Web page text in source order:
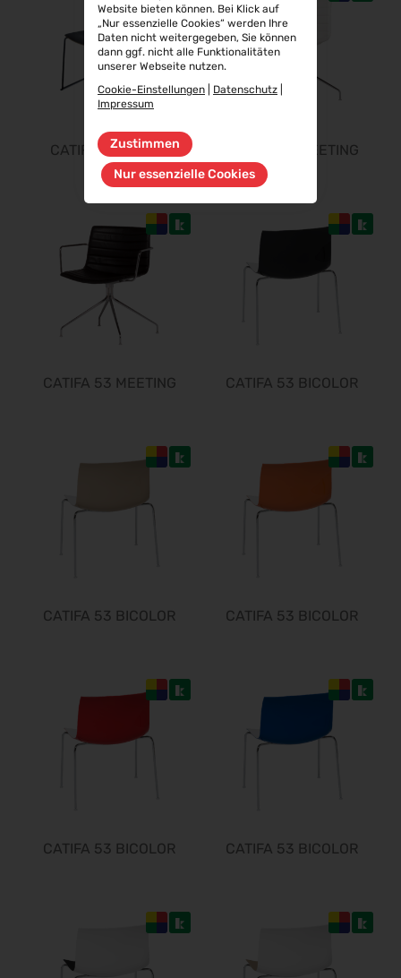
CATIFA 53 CARTA CATIFA 53 MEETING
CATIFA 53 MEETING CATIFA 53 BICOLOR
CATIFA 53 BICOLOR CATIFA 53 BICOLOR
CATIFA 53 BICOLOR CATIFA 53 BICOLOR
Website bieten können. Bei Klick auf
„Nur essenzielle Cookies“ werden Ihre
Daten nicht weitergegeben, Sie können
dann ggf. nicht alle Funktionalitäten
unserer Webseite nutzen.
Cookie-Einstellungen
Datenschutz
Impressum
Zustimmen
Nur essenzielle Cookies